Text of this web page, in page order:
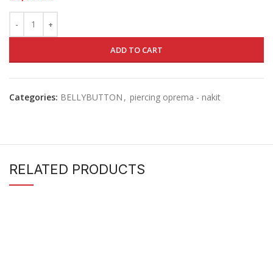
ADD TO CART
Categories: BELLYBUTTON , piercing oprema - nakit
RELATED PRODUCTS